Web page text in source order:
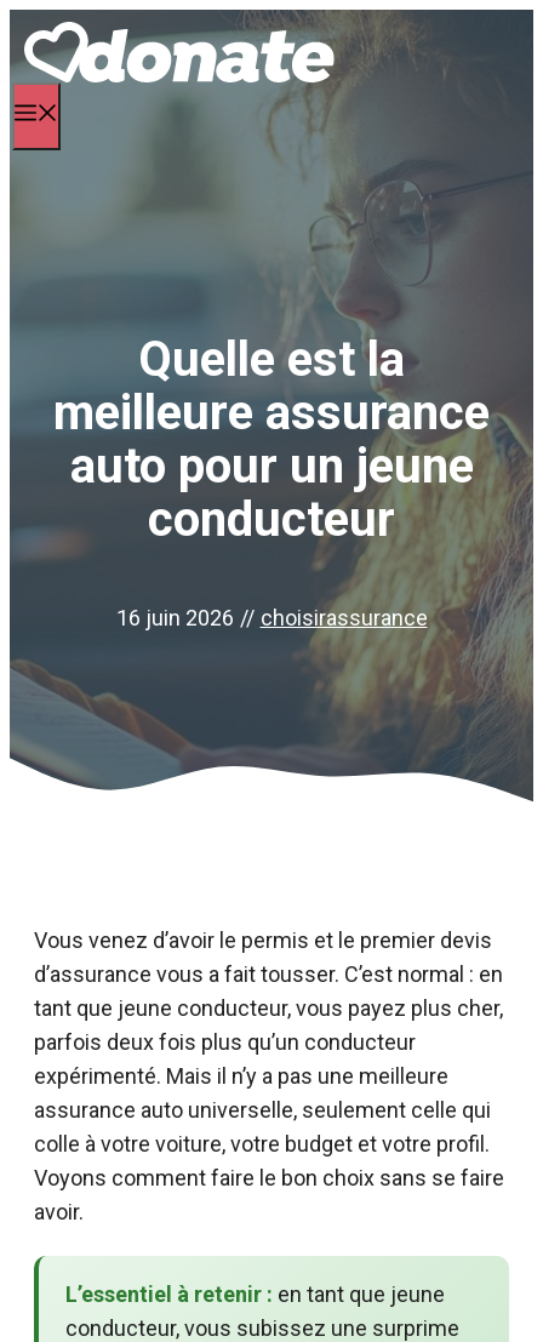
Aller
au
contenu
Quelle est la
meilleure assurance
auto pour un jeune
conducteur
16 juin 2026 // choisirassurance
Vous venez d’avoir le permis et le premier devis
d’assurance vous a fait tousser. C’est normal : en
tant que jeune conducteur, vous payez plus cher,
parfois deux fois plus qu’un conducteur
expérimenté. Mais il n’y a pas une meilleure
assurance auto universelle, seulement celle qui
colle à votre voiture, votre budget et votre profil.
Voyons comment faire le bon choix sans se faire
avoir.
L’essentiel à retenir : en tant que jeune
conducteur, vous subissez une surprime